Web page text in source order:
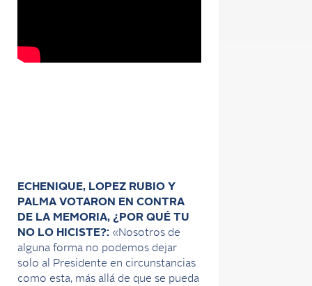
ECHENIQUE, LOPEZ RUBIO Y
PALMA VOTARON EN CONTRA
DE LA MEMORIA, ¿POR QUÉ TU
NO LO HICISTE?: «Nosotros de
alguna forma no podemos dejar
solo al Presidente en circunstancias
como esta, más allá de que se pueda